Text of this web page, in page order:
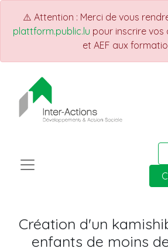
⚠️ Attention : Merci de vous
plattform.public.lu pour inscrire vos
et AEF aux
Création d'un
enfants de moins